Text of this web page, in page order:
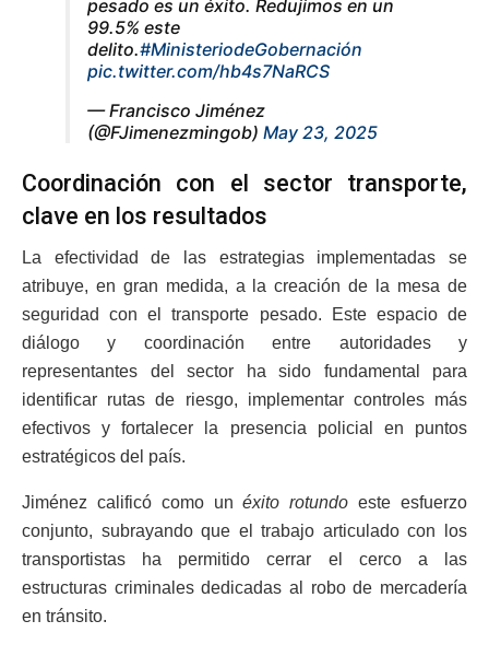
pesado es un éxito. Redujimos en un
99.5% este
delito.#MinisteriodeGobernación
pic.twitter.com/hb4s7NaRCS
— Francisco Jiménez
(@FJimenezmingob) May 23, 2025
Coordinación con el sector transporte,
clave en los resultados
La efectividad de las estrategias implementadas se
atribuye, en gran medida, a la creación de la mesa de
seguridad con el transporte pesado. Este espacio de
diálogo y coordinación entre autoridades y
representantes del sector ha sido fundamental para
identificar rutas de riesgo, implementar controles más
efectivos y fortalecer la presencia policial en puntos
estratégicos del país.
Jiménez calificó como unéxito rotundo este esfuerzo
conjunto, subrayando que el trabajo articulado con los
transportistas ha permitido cerrar el cerco a las
estructuras criminales dedicadas al robo de mercadería
en tránsito.